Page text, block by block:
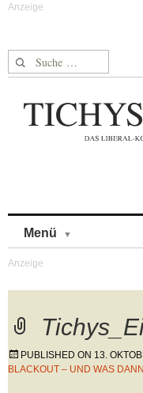
Suche nach:
Menü
PUBLISHED ON 13.
BLACKOUT – UND WAS